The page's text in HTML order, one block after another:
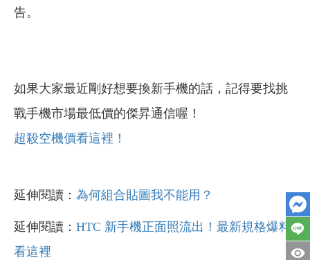
告。
如果大家最近剛好想要換新手機的話，記得要找挑
戰手機市場最低價的傑昇通信喔！
超殺空機價看這裡！
延伸閱讀： 為何組合貼圖我不能用？
延伸閱讀： HTC 新手機正面照流出！最新規格爆料
看這裡